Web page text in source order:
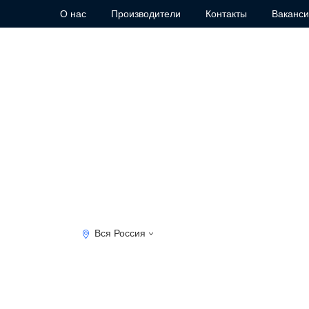
О нас Производители Контакты
Вся Россия